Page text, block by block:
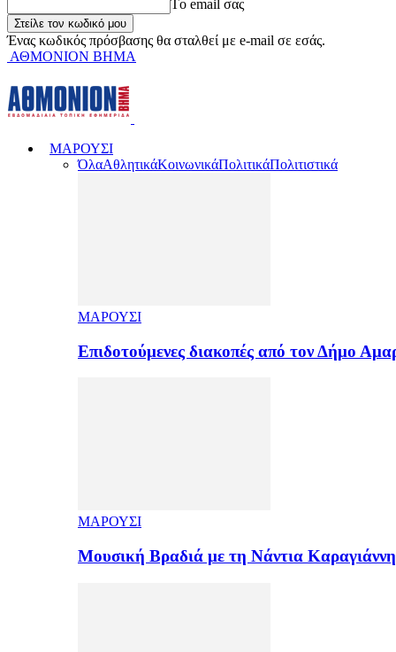
Tο email σας
Ένας κωδικός πρόσβασης θα σταλθεί με e-mail σε εσάς.
ΑΘΜΟΝΙΟΝ ΒΗΜΑ
ΜΑΡΟΥΣΙ
ΌλαΑθλητικάΚοινωνικάΠολιτικάΠολιτιστικά
ΜΑΡΟΥΣΙ
Επιδοτούμενες διακοπές από τον Δήμο
ΜΑΡΟΥΣΙ
Μουσική Βραδιά με τη Νάντια